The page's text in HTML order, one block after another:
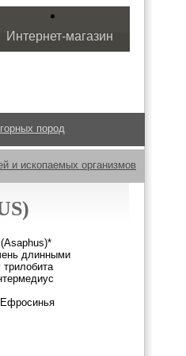
Интернет-магазин
пород
и ископаемых организмов
длинными